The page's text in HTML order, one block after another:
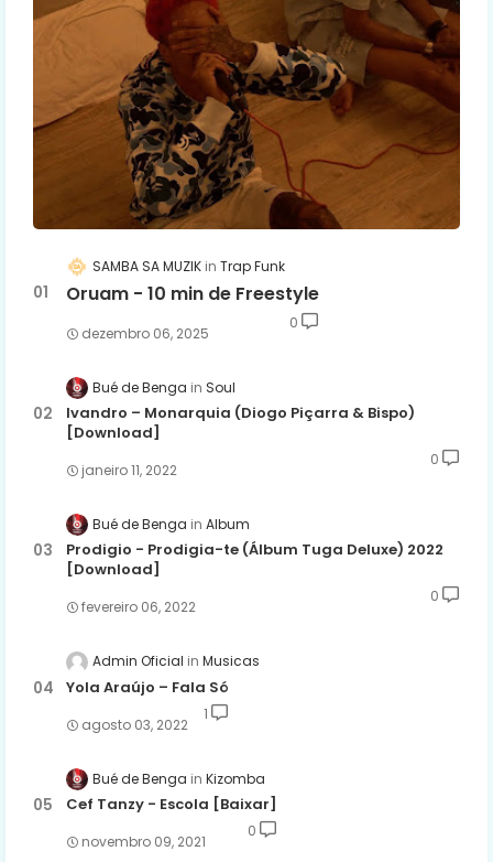
SAMBA SA MUZIK Trap Funk
Oruam - 10 min de Freestyle
dezembro 06, 2025
0
Bué de Benga Soul
Ivandro – Monarquia (Diogo Piçarra & Bispo)
[Download]
janeiro 11, 2022
0
Bué de Benga Album
Prodigio - Prodigia-te (Álbum Tuga Deluxe) 2022
[Download]
fevereiro 06, 2022
0
Admin Oficial Musicas
Yola Araújo – Fala Só
agosto 03, 2022
1
Bué de Benga Kizomba
Cef Tanzy - Escola [Baixar]
novembro 09, 2021
0